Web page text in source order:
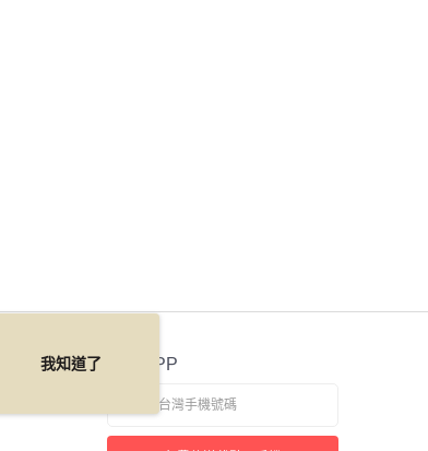
官方APP
我知道了